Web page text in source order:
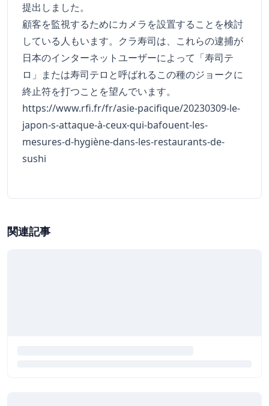
提出しました。
顧客を監視するためにカメラを設置することを検討
している人もいます。クラ寿司は、これらの逮捕が
日本のインターネットユーザーによって「寿司テ
ロ」または寿司テロと呼ばれるこの種のジョークに
終止符を打つことを望んでいます。
https://www.rfi.fr/fr/asie-pacifique/20230309-le-
japon-s-attaque-à-ceux-qui-bafouent-les-
mesures-d-hygiène-dans-les-restaurants-de-
sushi
関連記事